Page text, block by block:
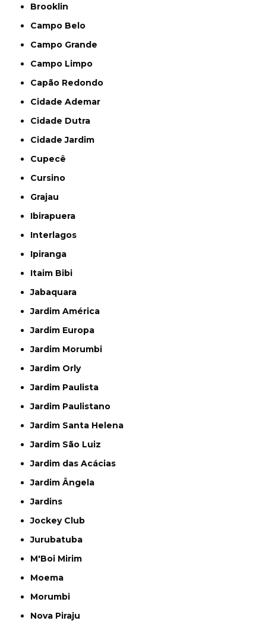
Brooklin
Campo Belo
Campo Grande
Campo Limpo
Capão Redondo
Cidade Ademar
Cidade Dutra
Cidade Jardim
Cupecê
Cursino
Grajau
Ibirapuera
Interlagos
Ipiranga
Itaim Bibi
Jabaquara
Jardim América
Jardim Europa
Jardim Morumbi
Jardim Orly
Jardim Paulista
Jardim Paulistano
Jardim Santa Helena
Jardim São Luiz
Jardim das Acácias
Jardim Ângela
Jardins
Jockey Club
Jurubatuba
M'Boi Mirim
Moema
Morumbi
Nova Piraju